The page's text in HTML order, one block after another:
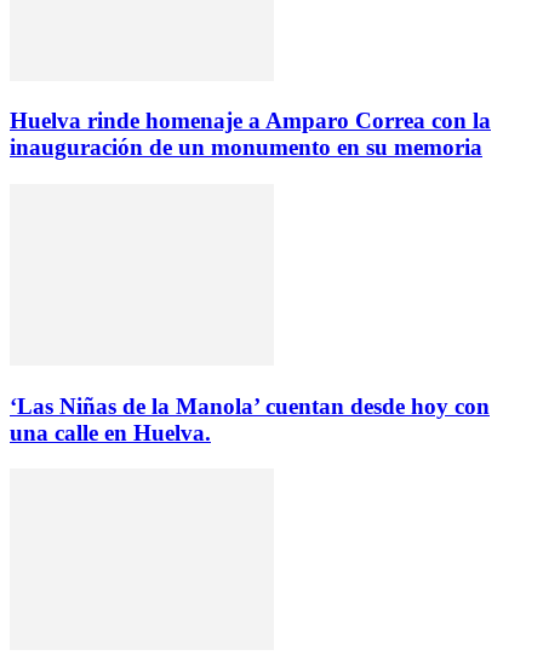
Huelva rinde homenaje a Amparo Correa con la
inauguración de un monumento en su memoria
‘Las Niñas de la Manola’ cuentan desde hoy con
una calle en Huelva.